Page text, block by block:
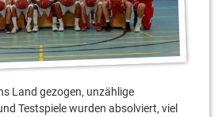
Land gezogen, unzählige
Testspiele wurden absolviert, viel